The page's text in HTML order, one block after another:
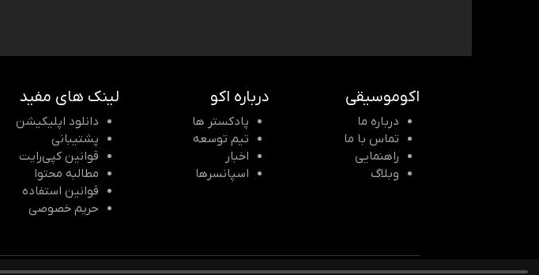
اکوموسیقی
درباره ما
تماس با ما
راهنمایی
وبلاگ
درباره اکو
پادکستر ها
تیم توسعه
اخبار
اسپانسرها
لینک های مفید
دانلود اپلیکیشن
پشتیبانی
قوانین کپی‌رایت
مطالبه محتوا
قوانین استفاده
حریم خصوصی